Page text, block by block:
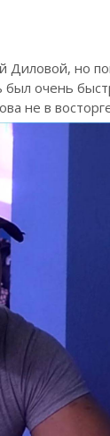
но
очень
не в